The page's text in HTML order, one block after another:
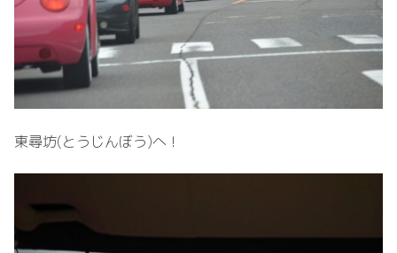
東尋坊(とうじんぼう)へ！